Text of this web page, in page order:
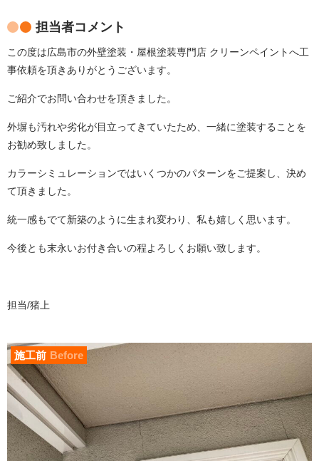
担当者コメント
この度は広島市の外壁塗装・屋根塗装専門店 クリーンペイントへ工
事依頼を頂きありがとうございます。
ご紹介でお問い合わせを頂きました。
外塀も汚れや劣化が目立ってきていたため、一緒に塗装することを
お勧め致しました。
カラーシミュレーションではいくつかのパターンをご提案し、決め
て頂きました。
統一感もでて新築のように生まれ変わり、私も嬉しく思います。
今後とも末永いお付き合いの程よろしくお願い致します。
担当/猪上
施工前 Before